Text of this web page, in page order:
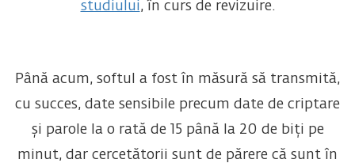
studiului, în curs de revizuire.
Până acum, softul a fost în măsură să transmită,
cu succes, date sensibile precum date de criptare
și parole la o rată de 15 până la 20 de biți pe
minut, dar cercetătorii sunt de părere că sunt în